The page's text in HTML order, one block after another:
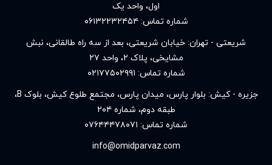
اول، واحد یک
شماره تماس:۰۶۱۳۲۲۳۲۴۵۴
شریعتی - تهران: خیابان شریعتی، بعد از سه راه طالقانی، نبش
مشایخی، پلاک ۲، واحد ۲۷
شماره تماس: ۰۲۱۷۷۵۰۲۹۹۱
جزیره - کیش: بلوار پارس، میدان پارس، مجتمع طلوع کیش، بلوک B،
طبقه دوم، شماره ۲۰۴
شماره تماس: ۰۷۶۴۴۴۷۸۰۷۱
info@omidparvaz.com